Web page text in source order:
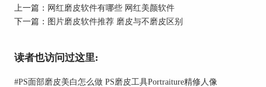
portraiture可替代繁琐的手动磨皮，一键就能完成皮
上一篇： 网红磨皮软件有哪些 网红美颜软件
下一篇： 图片磨皮软件推荐 磨皮与不磨皮区别
读者也访问过这里:
#PS面部磨皮美白怎么做 PS磨皮工具Portraiture精修人像